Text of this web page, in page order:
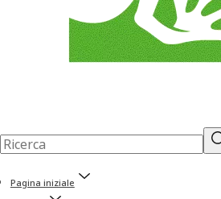
Pagina iniziale